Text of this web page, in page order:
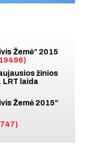
Žemė” 2015
žinios
laida
Žemė 2015“